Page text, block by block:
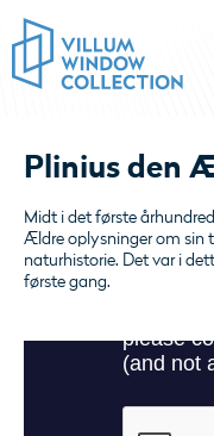
Plinius den
Midt i det første
Ældre oplysninger om sin
naturhistorie. Det var i
første gang.